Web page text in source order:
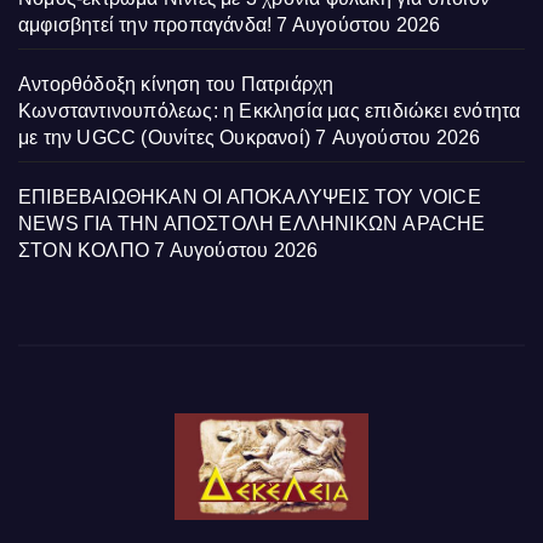
αμφισβητεί την προπαγάνδα! 7 Αυγούστου 2026
Αντορθόδοξη κίνηση του Πατριάρχη
Κωνσταντινουπόλεως: η Εκκλησία μας επιδιώκει ενότητα
με την UGCC (Ουνίτες Ουκρανοί) 7 Αυγούστου 2026
ΕΠΙΒΕΒΑΙΩΘΗΚΑΝ ΟΙ ΑΠΟΚΑΛΥΨΕΙΣ ΤΟΥ VOICE
NEWS ΓΙΑ ΤΗΝ ΑΠΟΣΤΟΛΗ ΕΛΛΗΝΙΚΩΝ APACHE
ΣΤΟΝ ΚΟΛΠΟ 7 Αυγούστου 2026